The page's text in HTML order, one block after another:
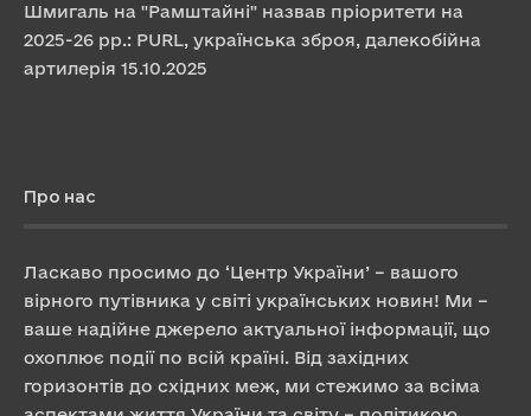
Шмигаль на "Рамштайні" назвав пріоритети на
2025-26 рр.: PURL, українська зброя, далекобійна
артилерія 15.10.2025
Про нас
Ласкаво просимо до ‘Центр України’ – вашого
вірного путівника у світі українських новин! Ми –
ваше надійне джерело актуальної інформації, що
охоплює події по всій країні. Від західних
горизонтів до східних меж, ми стежимо за всіма